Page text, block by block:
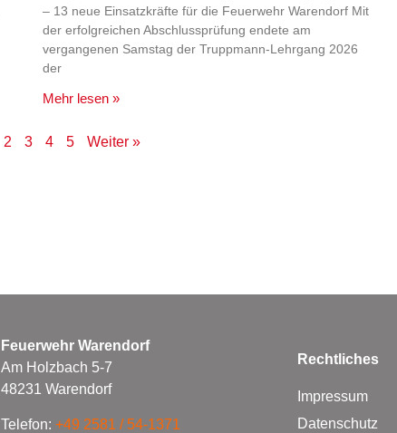
– 13 neue Einsatzkräfte für die Feuerwehr Warendorf Mit
der erfolgreichen Abschlussprüfung endete am
vergangenen Samstag der Truppmann-Lehrgang 2026
der
Mehr lesen »
2 3 4 5 Weiter »
Feuerwehr Warendorf
Am Holzbach 5-7
48231 Warendorf
Telefon: +49 2581 / 54-1371
Rechtliches
Impressum
Datenschutz